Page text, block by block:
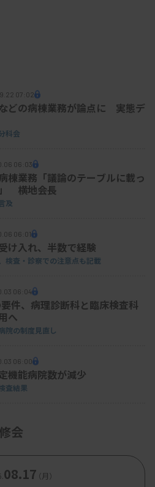
07:02
どの病棟業務が論点に 実態デ
科会
06:03
棟業務「議論のテーブルに載っ
横地会長
及
06:01
け入れ、半数で経験
検査・診察での注意点も記載
06:04
件、病理診断科と臨床検査科
へ
院の制度見直し
06:00
機能病院数が減少
査結果
会
08.17（月）